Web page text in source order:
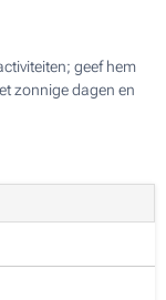
geef hem
zonnige dagen en